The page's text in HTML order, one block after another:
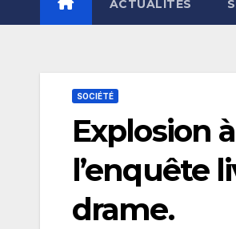
ACTUALITÉS
SOCIÉTÉ
Explosion
l’enquête
drame.